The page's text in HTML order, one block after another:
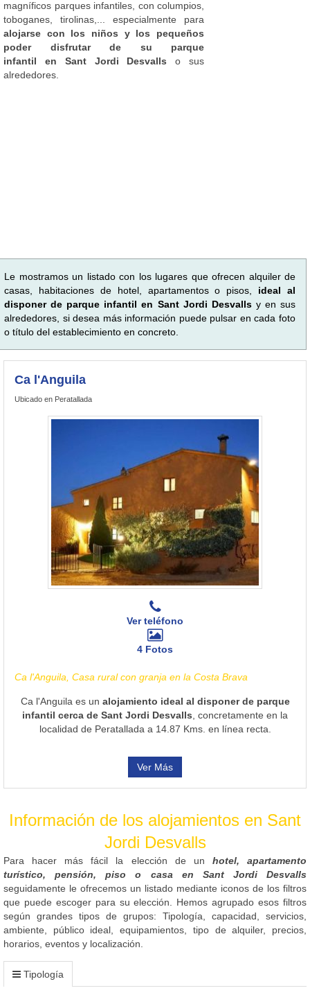
magníficos parques infantiles, con columpios,
toboganes, tirolinas,... especialmente para
alojarse con los niños y los pequeños
poder disfrutar de su parque
infantil en Sant Jordi Desvalls o sus
alrededores.
Le mostramos un listado con los lugares que ofrecen alquiler de
casas, habitaciones de hotel, apartamentos o pisos, ideal al
disponer de parque infantil en Sant Jordi Desvallsy en sus
alrededores, si desea más información puede pulsar en cada foto
o título del establecimiento en concreto.
Ca l'Anguila
Ubicado en Peratallada
Ver teléfono
4 Fotos
Ca l'Anguila, Casa rural con granja en la Costa Brava
Ca l'Anguila es un alojamiento ideal al disponer de parque
infantil cerca de Sant Jordi Desvalls , concretamente en la
localidad de Peratallada a 14.87 Kms. en línea recta.
Ver Más
Información de los alojamientos en Sant
Jordi Desvalls
Para hacer más fácil la elección de un hotel, apartamento
turístico, pensión, piso o casa en Sant Jordi Desvalls
seguidamente le ofrecemos un listado mediante iconos de los filtros
que puede escoger para su elección. Hemos agrupado esos filtros
según grandes tipos de grupos: Tipología, capacidad, servicios,
ambiente, público ideal, equipamientos, tipo de alquiler, precios,
horarios, eventos y localización.
Tipología